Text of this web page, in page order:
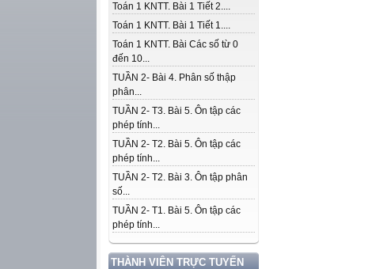
Toán 1 KNTT. Bài 1 Tiết 2....
Toán 1 KNTT. Bài 1 Tiết 1....
Toán 1 KNTT. Bài Các số từ 0
đến 10...
TUẦN 2- Bài 4. Phân số thập
phân...
TUẦN 2- T3. Bài 5. Ôn tập các
phép tính...
TUẦN 2- T2. Bài 5. Ôn tập các
phép tính...
TUẦN 2- T2. Bài 3. Ôn tập phân
số...
TUẦN 2- T1. Bài 5. Ôn tập các
phép tính...
THÀNH VIÊN TRỰC TUYẾN